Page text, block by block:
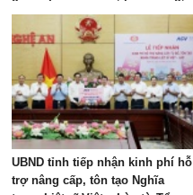
giáo dục thường xuyên và giáo
dục nghề nghiệp công lập
UBND tỉnh tiếp nhận kinh phí hỗ
trợ nâng cấp, tôn tạo Nghĩa